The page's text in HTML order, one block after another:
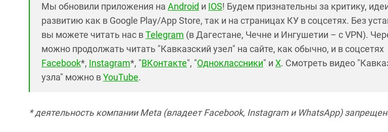
Мы обновили приложения на Android и IOS! Будем признательны за критику,
развитию как в Google Play/App Store, так и на страницах КУ в соцсетях. Без
вы можете читать нас вTelegram (в Дагестане, Чечне и Ингушетии – с VPN).
можно продолжать читать "Кавказский узел" на сайте, как обычно, и в соцсетях
Facebook*, Instagram*, "ВКонтакте", "Одноклассники" и X. Смотреть видео
узла" можно вYouTube.
* деятельность компании Meta (владеет Facebook, Instagram и WhatsApp)